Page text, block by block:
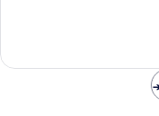
特
棒